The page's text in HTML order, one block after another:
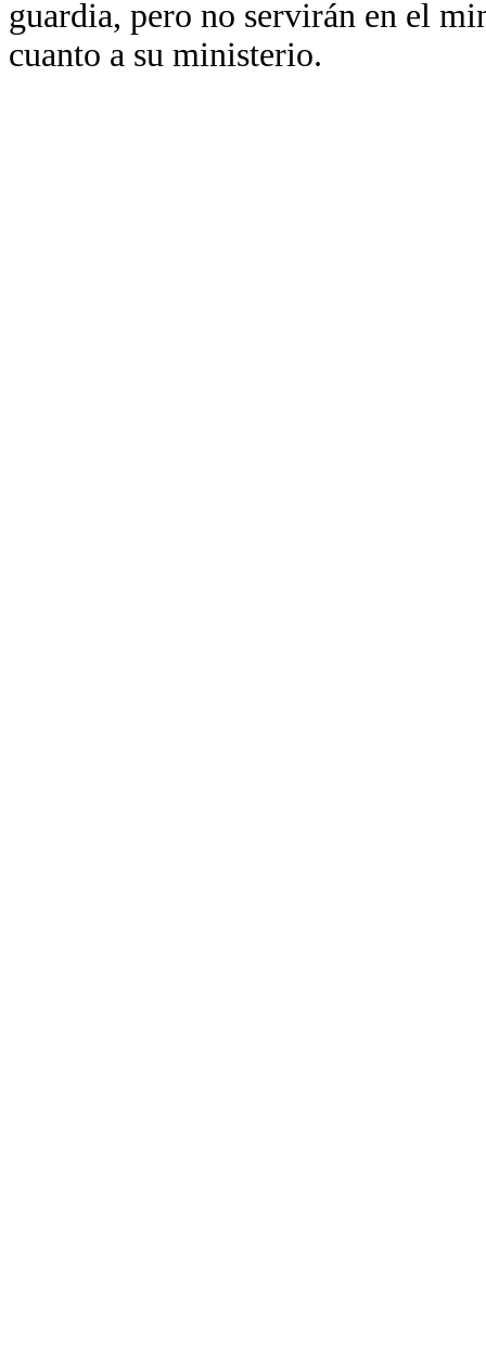
guardia, pero no servirán en el
cuanto a su ministerio.